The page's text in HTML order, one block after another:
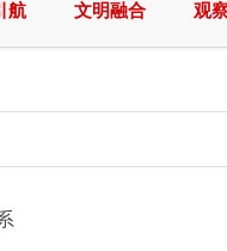
航 文明融合 观